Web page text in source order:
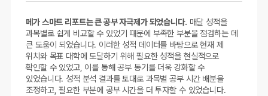
메가 스마트 리포트는 큰 공부 자극제가 되었습니다. 매달 성적을
과목별로 쉽게 비교할 수 있었기 때문에 부족한 부분을 점검하는 데
큰 도움이 되었습니다. 이러한 성적 데이터를 바탕으로 현재 제
위치와 목표 대학에 도달하기 위해 필요한 성적을 현실적으로
확인할 수 있었고, 이를 통해 공부 동기를 더욱 강화할 수
있었습니다. 성적 분석 결과를 토대로 과목별 공부 시간 배분을
조정하고, 필요한 부분에 공부 시간을 더 투자할 수 있었습니다.